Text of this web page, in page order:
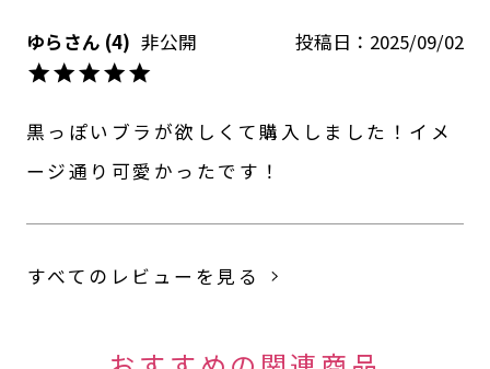
ゆら 4 非公開 投稿日 2025/09/02
黒っぽいブラが欲しくて購入しました！イメ
ージ通り可愛かったです！
すべてのレビューを見る